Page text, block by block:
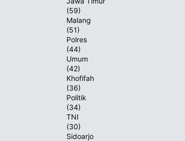
(59)
Malang
(51)
Polres
(44)
Umum
(42)
Khofifah
(36)
Politik
(34)
TNI
(30)
Sidoarjo